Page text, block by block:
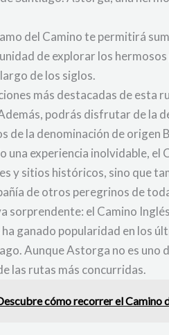
del Camino te permitirá
de explorar los
de los siglos.
más destacadas de esta
podrás disfrutar de la
de la denominación de origen
una experiencia inolvidable,
y sitios históricos, sino que
de otros peregrinos de
sorprendente: el Camino
ha ganado popularidad en los
Aunque Astorga no es uno
las rutas más concurridas.
cómo recorrer el Camino